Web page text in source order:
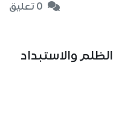
0 تعليق
والاستبداد